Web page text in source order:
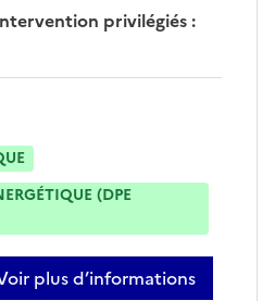
privilégiés:
(DPE
plus d’informations
sur sybille dumonceau